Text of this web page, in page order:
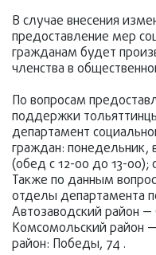
В случае внесения
предоставление мер
гражданам будет
членства в
По вопросам
поддержки
департамент
граждан: понедельник,
(обед с 12-00 до 13-00);
Также по данным
отделы департамента
Автозаводский район
Комсомольский район
район: Победы, 74 .